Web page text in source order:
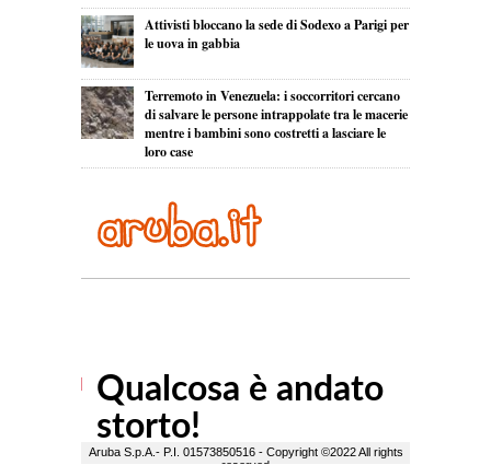
Attivisti bloccano la sede di Sodexo a Parigi per
le uova in gabbia
Terremoto in Venezuela: i soccorritori cercano
di salvare le persone intrappolate tra le macerie
mentre i bambini sono costretti a lasciare le
loro case